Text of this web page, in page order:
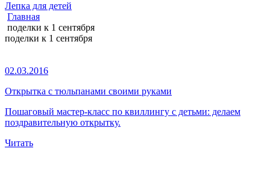
Лепка для детей
Главная
поделки к 1 сентября
поделки к 1 сентября
02.03.2016
Открытка с тюльпанами своими руками
Пошаговый мастер-класс по квиллингу с детьми: делаем
поздравительную открытку.
Читать